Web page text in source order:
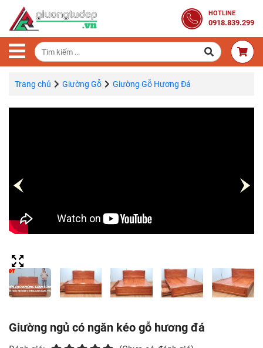
HOTLINE
0918.839.299
Trang
Chủ
Combo
Phòng
Ngủ
Nhiên
Trang
Điểm
Gỗ
Trang chủ Giường Gỗ Giường Gỗ Hương Đá
Giường ngủ có ngăn kéo gỗ hương đá